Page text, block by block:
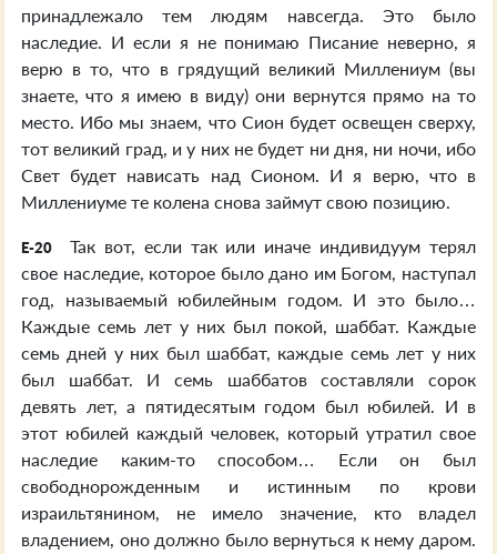
принадлежало тем людям навсегда. Это было
наследие. И если я не понимаю Писание неверно, я
верю в то, что в грядущий великий Миллениум (вы
знаете, что я имею в виду) они вернутся прямо на то
место. Ибо мы знаем, что Сион будет освещен сверху,
тот великий град, и у них не будет ни дня, ни ночи, ибо
Свет будет нависать над Сионом. И я верю, что в
Миллениуме те колена снова займут свою позицию.
E-20
Так вот, если так или иначе индивидуум терял
свое наследие, которое было дано им Богом, наступал
год, называемый юбилейным годом. И это было…
Каждые семь лет у них был покой, шаббат. Каждые
семь дней у них был шаббат, каждые семь лет у них
был шаббат. И семь шаббатов составляли сорок
девять лет, а пятидесятым годом был юбилей. И в
этот юбилей каждый человек, который утратил свое
наследие каким-то способом… Если он был
свободнорожденным и истинным по крови
израильтянином, не имело значение, кто владел
владением, оно должно было вернуться к нему даром.